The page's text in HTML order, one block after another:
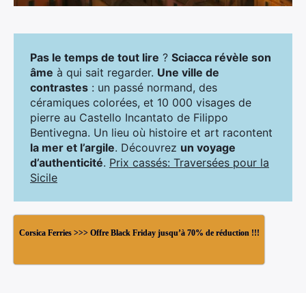
Pas le temps de tout lire ? Sciacca révèle son
âme à qui sait regarder. Une ville de
contrastes : un passé normand, des
céramiques colorées, et 10 000 visages de
pierre au Castello Incantato de Filippo
Bentivegna. Un lieu où histoire et art racontent
la mer et l’argile. Découvrez un voyage
d’authenticité. Prix cassés: Traversées pour la
Sicile
Corsica Ferries >>> Offre Black Friday jusqu’à 70% de réduction !!!